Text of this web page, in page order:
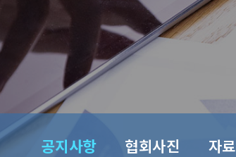
공지사항 협회사진 자